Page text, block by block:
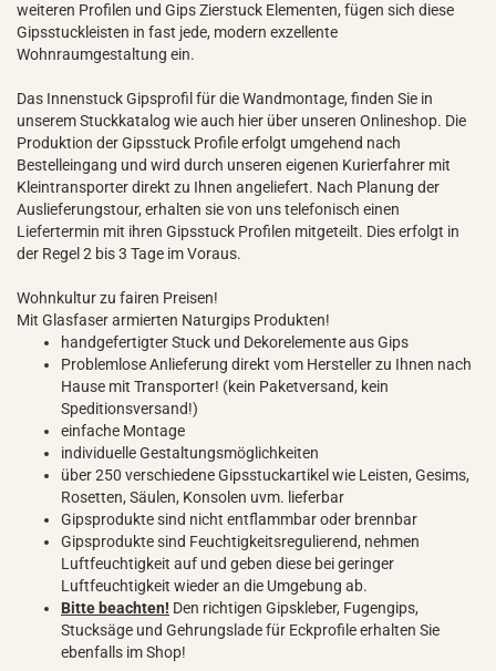
weiteren Profilen und Gips Zierstuck Elementen, fügen sich diese
Gipsstuckleisten in fast jede, modern exzellente
Wohnraumgestaltung ein.
Das Innenstuck Gipsprofil für die Wandmontage, finden Sie in
unserem Stuckkatalog wie auch hier über unseren Onlineshop. Die
Produktion der Gipsstuck Profile erfolgt umgehend nach
Bestelleingang und wird durch unseren eigenen Kurierfahrer mit
Kleintransporter direkt zu Ihnen angeliefert. Nach Planung der
Auslieferungstour, erhalten sie von uns telefonisch einen
Liefertermin mit ihren Gipsstuck Profilen mitgeteilt. Dies erfolgt in
der Regel 2 bis 3 Tage im Voraus.
Wohnkultur zu fairen Preisen!
Mit Glasfaser armierten Naturgips Produkten!
handgefertigter Stuck und Dekorelemente aus Gips
Problemlose Anlieferung direkt vom Hersteller zu Ihnen nach
Hause mit Transporter! (kein Paketversand, kein
Speditionsversand!)
einfache Montage
individuelle Gestaltungsmöglichkeiten
über 250 verschiedene Gipsstuckartikel wie Leisten, Gesims,
Rosetten, Säulen, Konsolen uvm. lieferbar
Gipsprodukte sind nicht entflammbar oder brennbar
Gipsprodukte sind Feuchtigkeitsregulierend, nehmen
Luftfeuchtigkeit auf und geben diese bei geringer
Luftfeuchtigkeit wieder an die Umgebung ab.
Bitte beachten! Den richtigen Gipskleber, Fugengips,
Stucksäge und Gehrungslade für Eckprofile erhalten Sie
ebenfalls im Shop!